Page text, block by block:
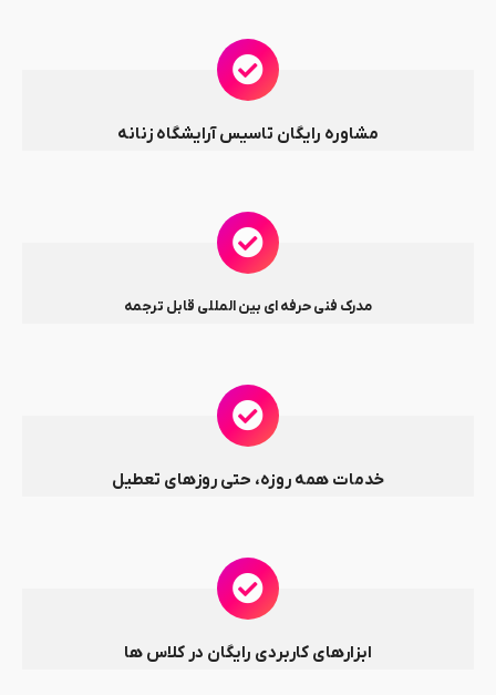
مشاوره رایگان تاسیس آرایشگاه زنانه
مدرک فنی حرفه ای بین المللی قابل ترجمه
خدمات همه روزه، حتی روزهای تعطیل
ابزارهای کاربردی رایگان در کلاس ها